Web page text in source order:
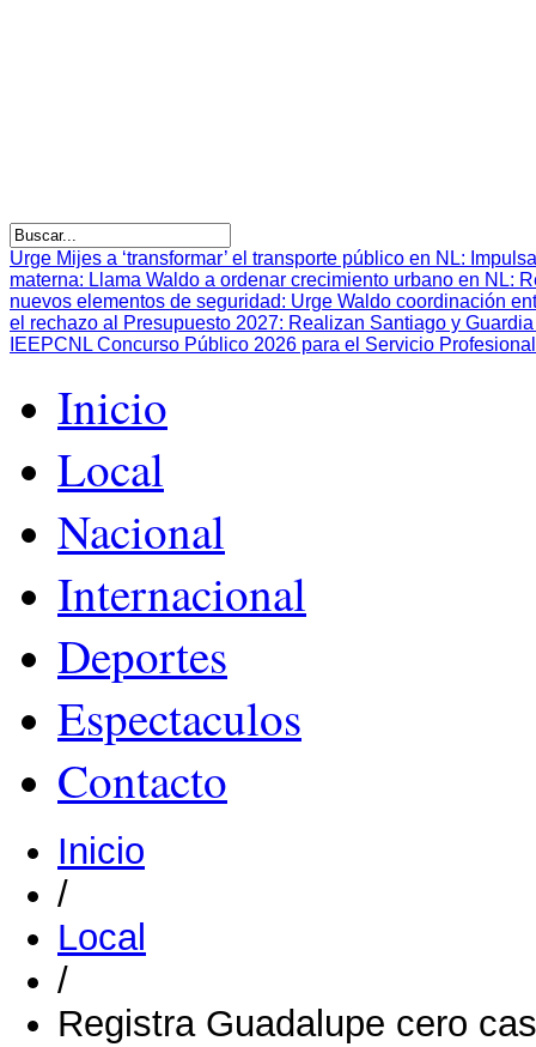
Urge Mijes a ‘transformar’ el transporte público en NL:
materna: Llama Waldo a ordenar crecimiento urbano en NL:
nuevos elementos de seguridad: Urge Waldo coordinación
el rechazo al Presupuesto 2027: Realizan Santiago y
IEEPCNL Concurso Público 2026 para el Servicio
Inicio
Local
Nacional
Internacional
Deportes
Espectaculos
Contacto
Inicio
/
Local
/
Registra Guadalupe cero